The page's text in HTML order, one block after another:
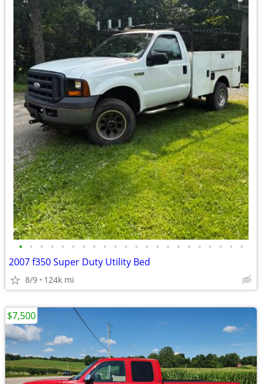
• • • • • • • • • • • • • • • • • • • • • •
2007 f350 Super Duty Utility Bed
8/9 124k mi
$7,500